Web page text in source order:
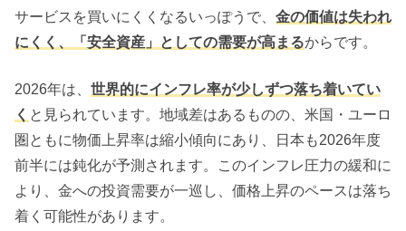
サービスを買いにくくなるいっぽうで、 金の価値は失われ
にくく、「安全資産」としての需要が高まるからです。
2026年は、 世界的にインフレ率が少しずつ落ち着いてい
く と見られています。地域差はあるものの、米国・ユーロ
圏ともに物価上昇率は縮小傾向にあり、日本も2026年度
前半には鈍化が予測されます。このインフレ圧力の緩和に
より、金への投資需要が一巡し、価格上昇のペースは落ち
着く可能性があります。